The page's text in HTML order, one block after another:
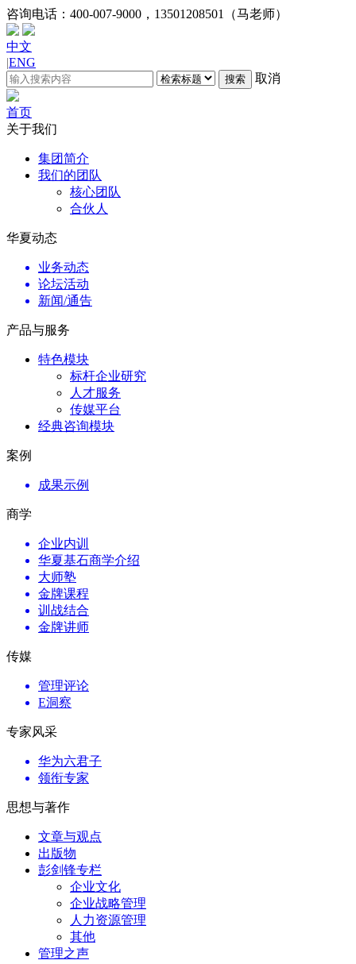
咨询电话： 400-007-9000，13501208501（马老师）
中文
|ENG
搜索 取消
首页
关于我们
集团简介
我们的团队
核心团队
合伙人
华夏动态
业务动态
论坛活动
新闻/通告
产品与服务
特色模块
标杆企业研究
人才服务
传媒平台
经典咨询模块
案例
成果示例
商学
企业内训
华夏基石商学介绍
大师塾
金牌课程
训战结合
金牌讲师
传媒
管理评论
E洞察
专家风采
华为六君子
领衔专家
思想与著作
文章与观点
出版物
彭剑锋专栏
企业文化
企业战略管理
人力资源管理
其他
管理之声